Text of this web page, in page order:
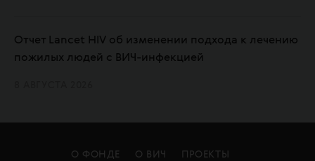
Отчет Lancet HIV об изменении подхода к лечению
пожилых людей с ВИЧ-инфекцией
О ФОНДЕ О ВИЧ ПРОЕКТЫ